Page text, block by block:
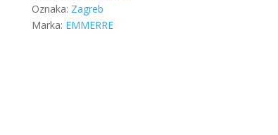
Oznaka: Zagreb
Marka: EMMERRE